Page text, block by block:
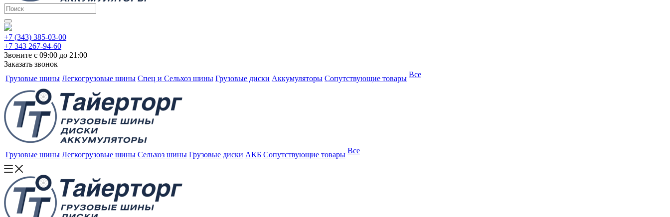
+7 (343) 385-03-00
+7 343 267-94-60
Звоните с 09:00 до 21:00
Заказать звонок
Грузовые шины Легкогрузовые шины Спец и Сельхоз шины Грузовые диски Аккумуляторы Сопутствующие товары Все
Грузовые шины Легкогрузовые шины Сельхоз шины Грузовые диски АКБ Сопутствующие товары Все